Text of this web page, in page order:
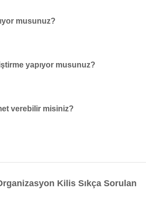
musunuz?
yapıyor musunuz?
verebilir misiniz?
Kilis Sıkça Sorulan